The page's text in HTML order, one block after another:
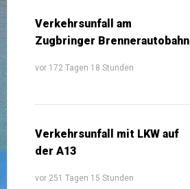
Verkehrsunfall am
Zugbringer Brennerautobahn
vor 172 Tagen 18 Stunden
Verkehrsunfall mit LKW auf
der A13
vor 251 Tagen 15 Stunden